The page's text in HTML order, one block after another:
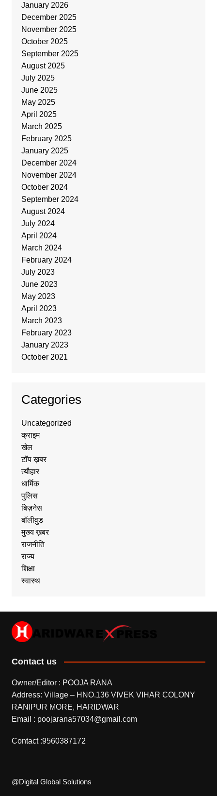
January 2026
December 2025
November 2025
October 2025
September 2025
August 2025
July 2025
June 2025
May 2025
April 2025
March 2025
February 2025
January 2025
December 2024
November 2024
October 2024
September 2024
August 2024
July 2024
April 2024
March 2024
February 2024
July 2023
June 2023
May 2023
April 2023
March 2023
February 2023
January 2023
October 2021
Categories
Uncategorized
क्राइम
खेल
टॉप ख़बर
त्यौहार
धार्मिक
पुलिस
बिज़नेस
बॉलीवुड
मुख्य ख़बर
राजनीति
राज्य
शिक्षा
स्वास्थ
Contact us
Owner/Editor : POOJA RANA
Address: Village – HNO.136 VIVEK VIHAR COLONY
RANIPUR MORE, HARIDWAR
Email : poojarana57034@gmail.com
Contact :9560387172
@Digital Global Solutions